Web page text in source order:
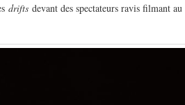
drifts devant des spectateurs ravis filmant au